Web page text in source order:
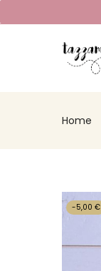
Home
-5,00 €